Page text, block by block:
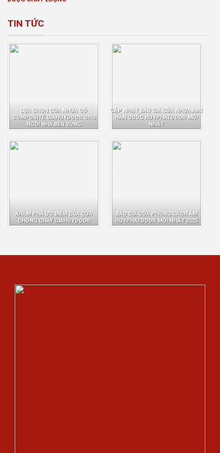
TIN TỨC
LỰA CHỌN CỬA NHỰA GỖ
COMPOSITE GIAHUYDOOR CHO
NGÔI NHÀ BỀN VỮNG
CẬP NHẬT BÁO GIÁ CỬA NHỰA ABS
HÀN QUỐC HUYPHATDOOR MỚI
NHẤT
KHÁM PHÁ ƯU ĐIỂM CỦA CỬA
CHỐNG CHÁY GIAHUYDOOR
BÁO GIÁ CỬA PHÒNG CÁCH ÂM
HUYPHATDOOR MỚI NHẤT 2025